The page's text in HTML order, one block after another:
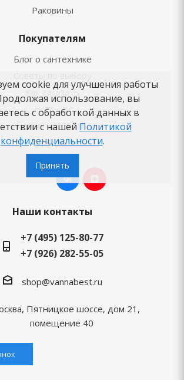
Раковины
Покупателям
Блог о сантехнике
Как заказать
Новости
Вопросы-ответы
Бренды
Наши контакты
+7 (495) 125-80-77
+7 (926) 282-55-05
shop@vannabest.ru
Пятницкое шоссе, дом 21,
помещение 40
cookie для улучшения работы
использование, вы
с обработкой данных в
с нашей Политикой
конфиденциальности.
Принять